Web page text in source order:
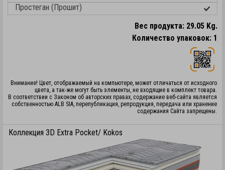
Простеган (Прошит)
Вес продукта: 29.05 Kg.
Количество упаковок: 1
Внимание! Цвет, отображаемый на компьютере, может отличаться от исходного
цвета, а так-же могут быть элементы, не входящие в комплект товара.
В соответствии с Законом об авторских правах, содержание веб-сайта является
собственностью ALB SIA, перепубликация, репродукция, передача или хранение
содержания Сайта запрещены.
Коллекция 3D Extra Pocket/ Kokos